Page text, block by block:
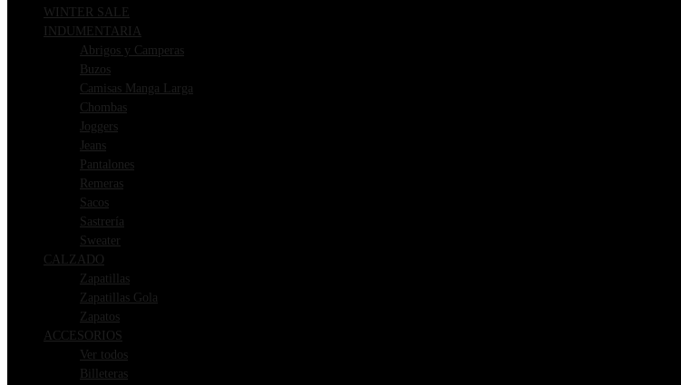
WINTER SALE
INDUMENTARIA
Abrigos y Camperas
Buzos
Camisas Manga Larga
Chombas
Joggers
Jeans
Pantalones
Remeras
Sacos
Sastrería
Sweater
CALZADO
Zapatillas
Zapatillas Gola
Zapatos
ACCESORIOS
Ver todos
Billeteras